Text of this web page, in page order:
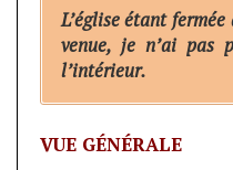
L’église étant
venue, je n’ai pas
l’intérieur.
VUE GÉNÉRALE